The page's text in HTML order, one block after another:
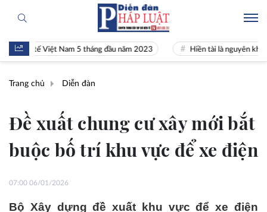
tế Việt Nam 5 tháng đầu năm 2023 Hiền tài là nguyên khí Quốc gia
Trang chủ Diễn đàn
Đề xuất chung cư xây mới bắt
buộc bố trí khu vực để xe điện
07:00 06/01/2026
Bộ Xây dựng đề xuất khu vực để xe điện